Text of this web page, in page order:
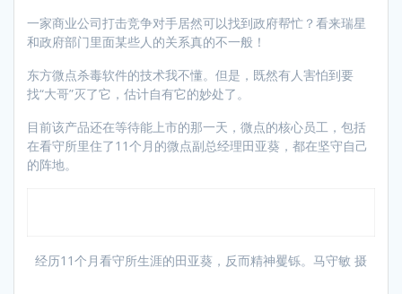
一家商业公司打击竞争对手居然可以找到政府帮忙？看来瑞星
和政府部门里面某些人的关系真的不一般！
东方微点杀毒软件的技术我不懂。但是，既然有人害怕到要
找“大哥”灭了它，估计自有它的妙处了。
目前该产品还在等待能上市的那一天，微点的核心员工，包括
在看守所里住了11个月的微点副总经理田亚葵，都在坚守自己
的阵地。
经历11个月看守所生涯的田亚葵，反而精神矍铄。马守敏 摄